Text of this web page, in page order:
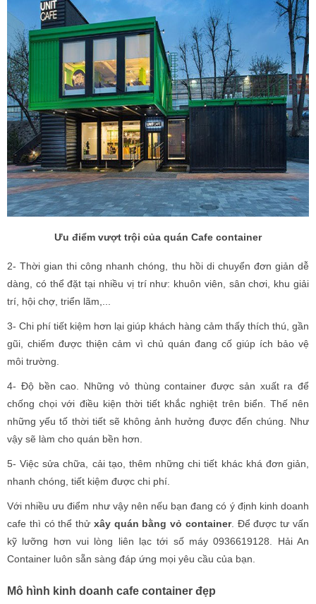
Ưu điểm vượt trội của quán Cafe container
2- Thời gian thi công nhanh chóng, thu hồi di chuyển đơn giản dễ
dàng, có thể đặt tại nhiều vị trí như: khuôn viên, sân chơi, khu giải
trí, hội chợ, triển lãm,...
3- Chi phí tiết kiệm hơn lại giúp khách hàng cảm thấy thích thú, gần
gũi, chiếm được thiện cảm vì chủ quán đang cố giúp ích bảo vệ
môi trường.
4- Độ bền cao. Những vỏ thùng container được sản xuất ra để
chống chọi với điều kiện thời tiết khắc nghiệt trên biển. Thế nên
những yếu tố thời tiết sẽ không ảnh hưởng được đến chúng. Như
vậy sẽ làm cho quán bền hơn.
5- Việc sửa chữa, cải tạo, thêm những chi tiết khác khá đơn giản,
nhanh chóng, tiết kiệm được chi phí.
Với nhiều ưu điểm như vậy nên nếu bạn đang có ý định kinh doanh
cafe thì có thể thử xây quán bằng vỏ container. Để được tư vấn
kỹ lưỡng hơn vui lòng liên lạc tới số máy 0936619128. Hải An
Container luôn sẵn sàng đáp ứng mọi yêu cầu của bạn.
Mô hình kinh doanh cafe container đẹp